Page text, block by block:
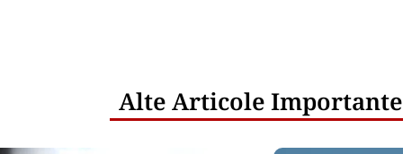
Alte Articole Importante